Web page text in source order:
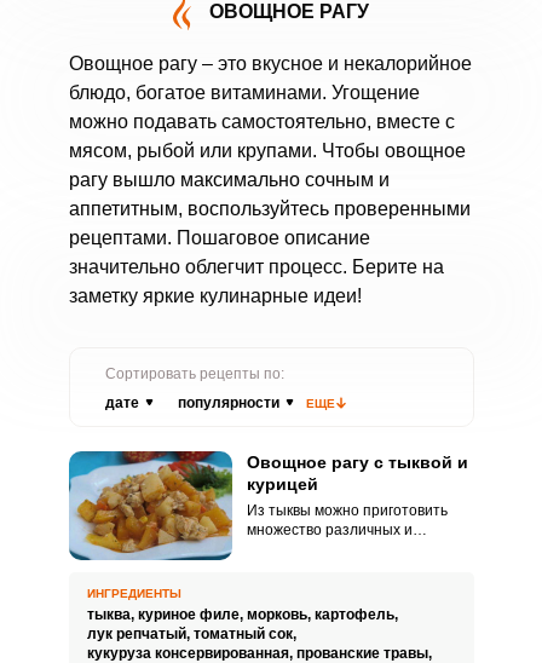
ОВОЩНОЕ РАГУ
Овощное рагу – это вкусное и некалорийное
блюдо, богатое витаминами. Угощение
можно подавать самостоятельно, вместе с
мясом, рыбой или крупами. Чтобы овощное
рагу вышло максимально сочным и
аппетитным, воспользуйтесь проверенными
рецептами. Пошаговое описание
значительно облегчит процесс. Берите на
заметку яркие кулинарные идеи!
Сортировать рецепты по:
дате
популярности ЕЩЕ
Овощное рагу с тыквой и
курицей
Из тыквы можно приготовить
множество различных и
вкусное блюдо, которое
порадует всех членов семьи.
ИНГРЕДИЕНТЫ
тыква, куриное филе, морковь, картофель,
лук репчатый, томатный сок,
кукуруза консервированная, прованские травы,